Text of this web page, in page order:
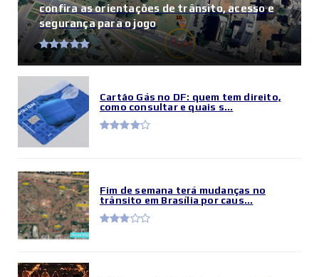
confira as orientações de trânsito, acesso e
segurança para o jogo
Cartão Gás no DF: quem tem direito,
como consultar e quais s...
Fim de semana terá mudanças no
trânsito em Brasília por caus...